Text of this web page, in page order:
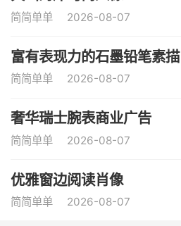
简简单单 2026-08-07
富有表现力的石墨铅笔素描
简简单单 2026-08-07
奢华瑞士腕表商业广告
简简单单 2026-08-07
优雅窗边阅读肖像
简简单单 2026-08-07